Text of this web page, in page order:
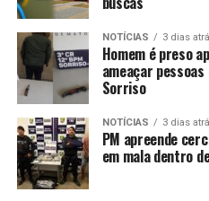
NOTÍCIAS 3 dias
Homem é preso
ameaçar
Sorriso
NOTÍCIAS 3 dias
PM apreende
em mala dentro